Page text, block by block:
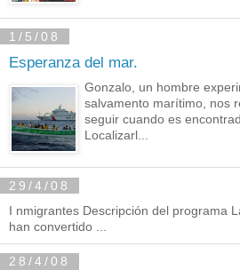
1/5/08
Esperanza del mar.
Gonzalo, un hombre
salvamento marítimo, nos
seguir cuando es
Localizarl...
29/4/08
I nmigrantes Descripción del programa
han convertido ...
28/4/08